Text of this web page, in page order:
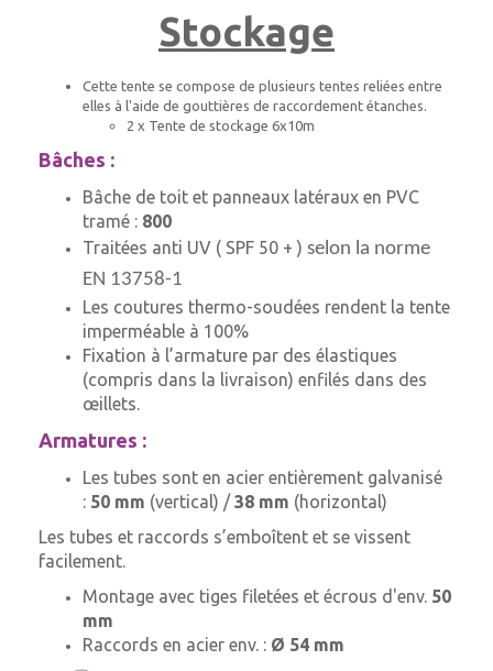
Stockage
Cette tente se compose de plusieurs tentes reliées entre
elles à l'aide de gouttières de raccordement étanches.
2 x Tente de stockage 6x10m
Bâches :
Bâche de toit et panneaux latéraux en PVC
tramé : 800
Traitées anti UV ( SPF 50 + ) selon la norme
EN 13758-1
Les coutures thermo-soudées rendent la tente
imperméable à 100%
Fixation à l’armature par des élastiques
(compris dans la livraison) enfilés dans des
œillets.
Armatures :
Les tubes sont en acier entièrement galvanisé
: 50 mm (vertical) /38 mm (horizontal)
Les tubes et raccords s’emboîtent et se vissent
facilement.
Montage avec tiges filetées et écrous d'env. 50
mm
Raccords en acier env. : Ø 54 mm